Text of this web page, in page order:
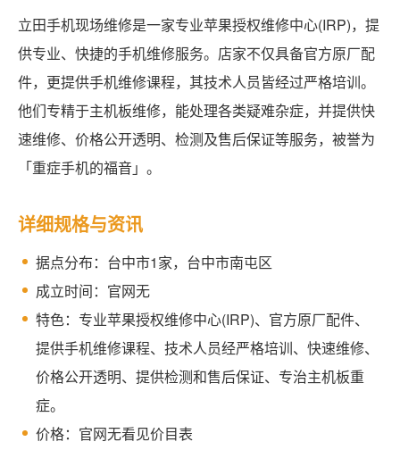
立田手机现场维修是一家专业苹果授权维修中心(IRP)，提
供专业、快捷的手机维修服务。店家不仅具备官方原厂配
件，更提供手机维修课程，其技术人员皆经过严格培训。
他们专精于主机板维修，能处理各类疑难杂症，并提供快
速维修、价格公开透明、检测及售后保证等服务，被誉为
「重症手机的福音」。
详细规格与资讯
据点分布：台中市1家，台中市南屯区
成立时间：官网无
特色：专业苹果授权维修中心(IRP)、官方原厂配件、
提供手机维修课程、技术人员经严格培训、快速维修、
价格公开透明、提供检测和售后保证、专治主机板重
症。
价格：官网无看见价目表